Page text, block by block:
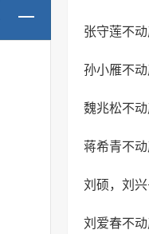
张守莲不
孙小雁不
魏兆松不
蒋希青不
刘硕，刘
刘爱春不